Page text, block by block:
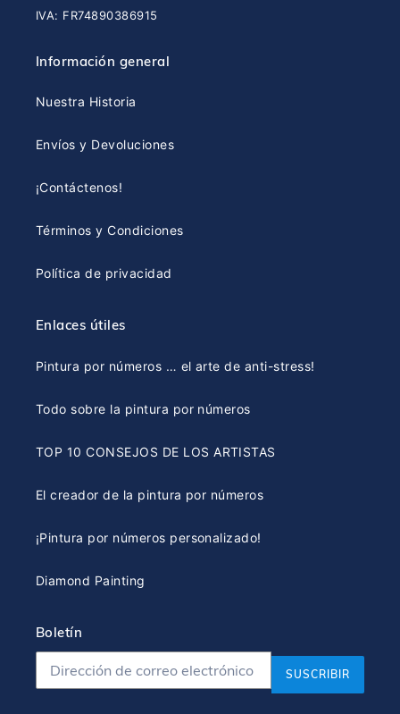
IVA: FR74890386915
Información general
Nuestra Historia
Envíos y Devoluciones
¡Contáctenos!
Términos y Condiciones
Política de privacidad
Enlaces útiles
Pintura por números … el arte de anti-stress!
Todo sobre la pintura por números
TOP 10 CONSEJOS DE LOS ARTISTAS
El creador de la pintura por números
¡Pintura por números personalizado!
Diamond Painting
Boletín
SUSCRIBIR